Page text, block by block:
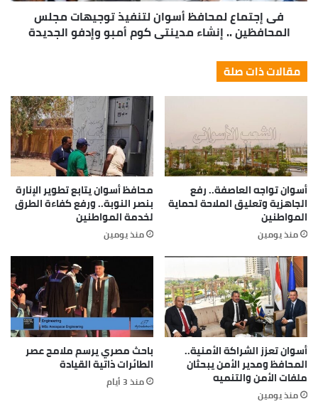
فى إجتماع لمحافظ أسوان لتنفيذ توجيهات مجلس
المحافظين .. إنشاء مدينتى كوم أمبو وإدفو الجديدة
مقالات ذات صلة
أسوان تواجه العاصفة.. رفع
الجاهزية وتعليق الملاحة لحماية
المواطنين
منذ يومين
محافظ أسوان يتابع تطوير الإنارة
بنصر النوبة.. ورفع كفاءة الطرق
لخدمة المواطنين
منذ يومين
أسوان تعزز الشراكة الأمنية..
المحافظ ومدير الأمن يبحثان
ملفات الأمن والتنميه
منذ يومين
باحث مصري يرسم ملامح عصر
الطائرات ذاتية القيادة
منذ 3 أيام